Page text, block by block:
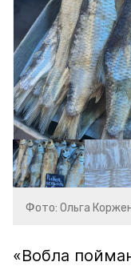
Фото: Ольга
«Вобла